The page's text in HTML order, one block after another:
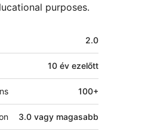
purposes.
2.0
10 év ezelőtt
100+
3.0 vagy magasabb